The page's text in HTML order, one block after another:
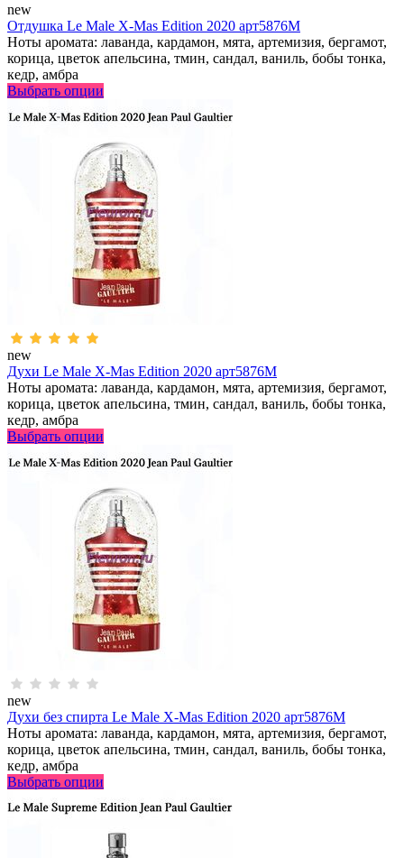
new
Отдушка Le Male X-Mas Edition 2020 арт5876M
Ноты аромата: лаванда, кардамон, мята, артемизия, бергамот,
корица, цветок апельсина, тмин, сандал, ваниль, бобы тонка,
кедр, амбра
Выбрать опции
new
Духи Le Male X-Mas Edition 2020 арт5876M
Ноты аромата: лаванда, кардамон, мята, артемизия, бергамот,
корица, цветок апельсина, тмин, сандал, ваниль, бобы тонка,
кедр, амбра
Выбрать опции
new
Духи без спирта Le Male X-Mas Edition 2020 арт5876M
Ноты аромата: лаванда, кардамон, мята, артемизия, бергамот,
корица, цветок апельсина, тмин, сандал, ваниль, бобы тонка,
кедр, амбра
Выбрать опции